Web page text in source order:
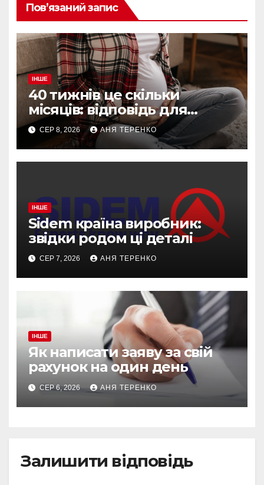
Пов’язаний запис
ІНШЕ
40 тижнів це скільки
місяців: відповідь для
вагітних і не тільки
СЕР 8, 2026 АНЯ ТЕРЕНКО
ІНШЕ
Sidem країна виробник:
звідки родом ці деталі
СЕР 7, 2026 АНЯ ТЕРЕНКО
ІНШЕ
Як написати заяву за свій
рахунок на один день
СЕР 6, 2026 АНЯ ТЕРЕНКО
Залишити відповідь